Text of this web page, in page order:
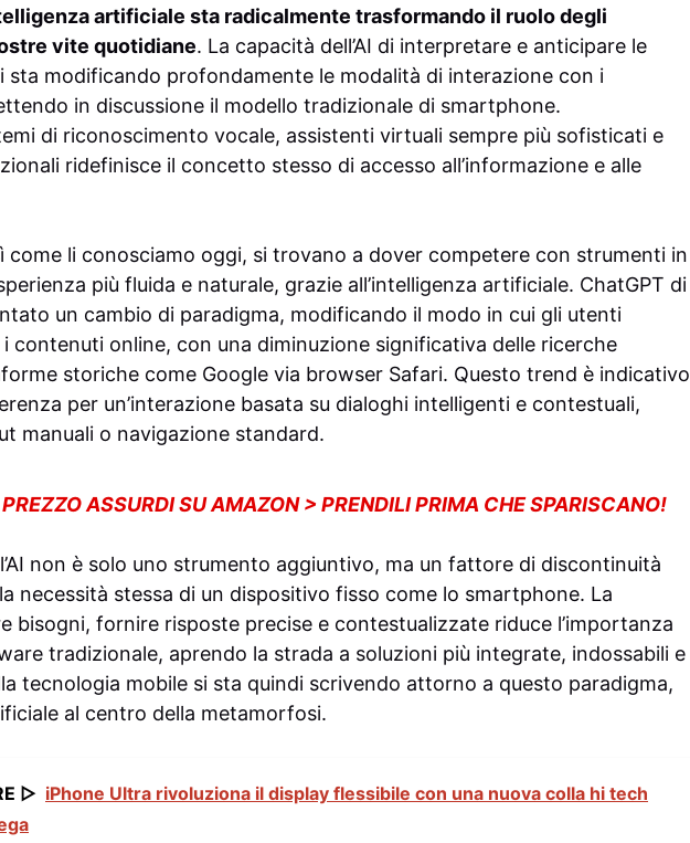
artificiale sta radicalmente trasformando il ruolo degli
vite quotidiane. La capacità dell’AI di interpretare e anticipare le
sta modificando profondamente le modalità di interazione con i
in discussione il modello tradizionale di smartphone.
di riconoscimento vocale, assistenti virtuali sempre più sofisticati e
ridefinisce il concetto stesso di accesso all’informazione e alle
come li conosciamo oggi, si trovano a dover competere con strumenti in
più fluida e naturale, grazie all’intelligenza artificiale. ChatGPT di
un cambio di paradigma, modificando il modo in cui gli utenti
contenuti online, con una diminuzione significativa delle ricerche
storiche come Google via browser Safari. Questo trend è indicativo
per un’interazione basata su dialoghi intelligenti e contestuali,
manuali o navigazione standard.
PREZZO ASSURDI SU AMAZON > PRENDILI PRIMA CHE SPARISCANO!
non è solo uno strumento aggiuntivo, ma un fattore di discontinuità
necessità stessa di un dispositivo fisso come lo smartphone. La
bisogni, fornire risposte precise e contestualizzate riduce l’importanza
tradizionale, aprendo la strada a soluzioni più integrate, indossabili e
tecnologia mobile si sta quindi scrivendo attorno a questo paradigma,
al centro della metamorfosi.
▷ iPhone Ultra rivoluziona il display flessibile con una nuova colla hi tech